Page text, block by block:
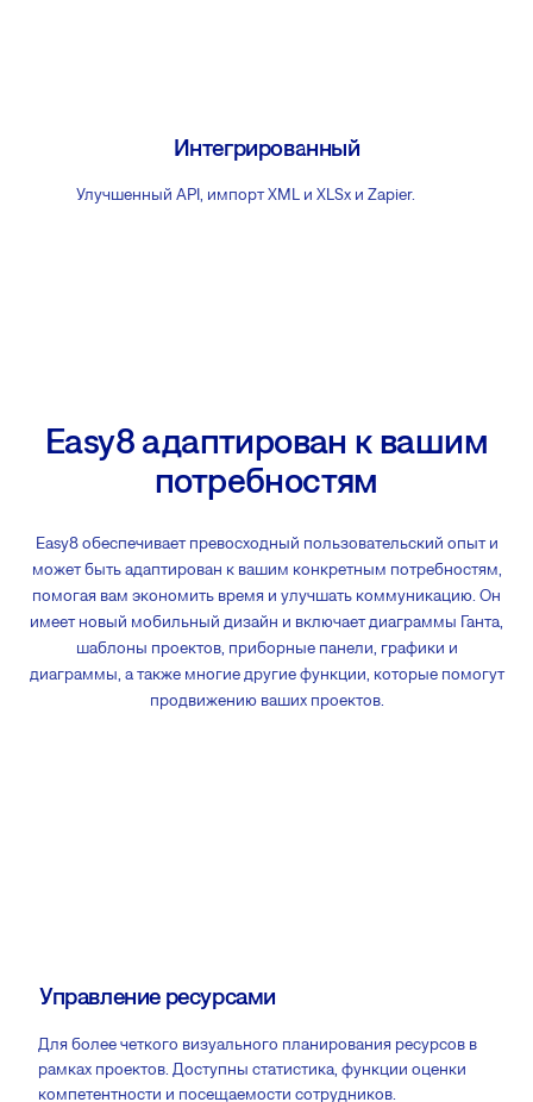
Интегрированный
Улучшенный API, импорт XML и XLSx и Zapier.
Easy8 адаптирован к вашим
потребностям
Easy8 обеспечивает превосходный пользовательский опыт и
может быть адаптирован к вашим конкретным потребностям,
помогая вам экономить время и улучшать коммуникацию. Он
имеет новый мобильный дизайн и включает диаграммы Ганта,
шаблоны проектов, приборные панели, графики и
диаграммы, а также многие другие функции, которые помогут
продвижению ваших проектов.
Управление ресурсами
Для более четкого визуального планирования ресурсов в
рамках проектов. Доступны статистика, функции оценки
компетентности и посещаемости сотрудников.